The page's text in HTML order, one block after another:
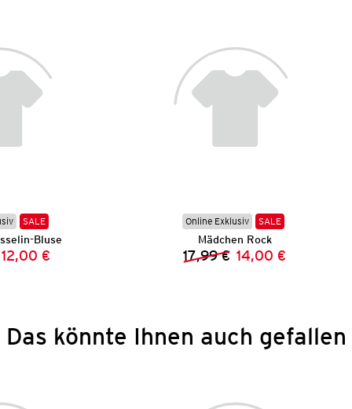
SALE
Bluse
Preis:
Preis:
12,00 €
Online Exklusiv SALE
Mädchen Rock
Vorheriger Preis:
17,99 € Neuer Preis:
14,00 €
Das könnte Ihnen auch gefallen